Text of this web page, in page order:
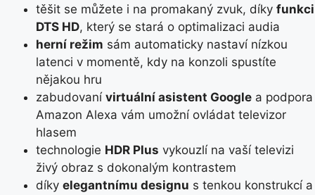
těšit se můžete i na promakaný zvuk, díky funkci
DTS HD, který se stará o optimalizaci audia
herní režim sám automaticky nastaví nízkou
latenci v momentě, kdy na konzoli spustíte
nějakou hru
zabudovaní virtuální asistent Google a podpora
Amazon Alexa vám umožní ovládat televizor
hlasem
technologie HDR Plus vykouzlí na vaší televizi
živý obraz s dokonalým kontrastem
díky elegantnímu designu s tenkou konstrukcí a